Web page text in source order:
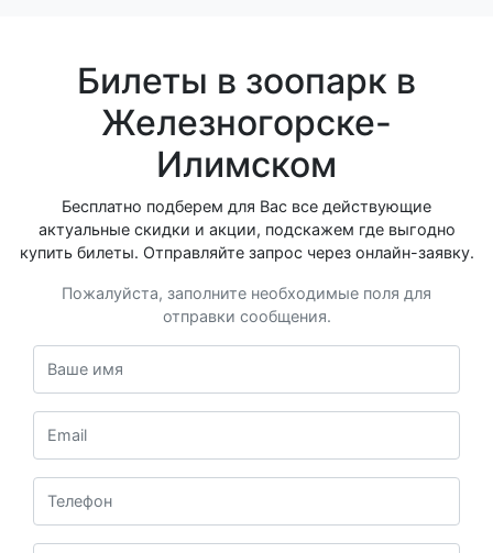
Билеты в зоопарк в
Железногорске-
Илимском
Бесплатно подберем для Вас все действующие
актуальные скидки и акции, подскажем где выгодно
купить билеты. Отправляйте запрос через онлайн-заявку.
Пожалуйста, заполните необходимые поля для
отправки сообщения.